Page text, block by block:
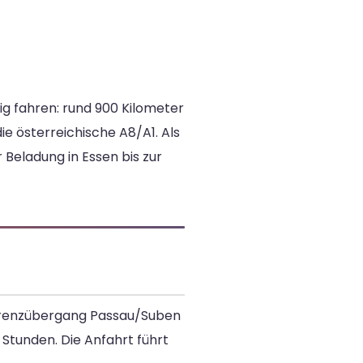
fahren: rund 900 Kilometer
österreichische A8/A1. Als
in Essen bis zur
Passau/Suben
Die Anfahrt führt